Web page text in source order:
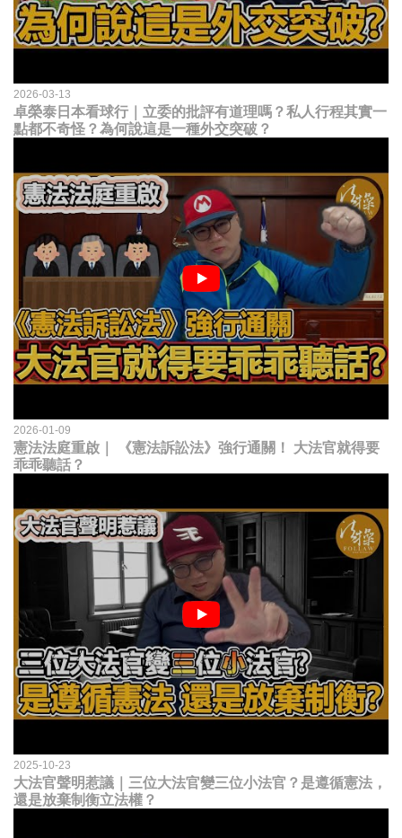
2026-03-13
卓榮泰日本看球行｜立委的批評有道理嗎？私人行程其實一
點都不奇怪？為何說這是一種外交突破？
2026-01-09
憲法法庭重啟｜ 《憲法訴訟法》強行通關！ 大法官就得要
乖乖聽話？
2025-10-23
大法官聲明惹議｜三位大法官變三位小法官？是遵循憲法，
還是放棄制衡立法權？